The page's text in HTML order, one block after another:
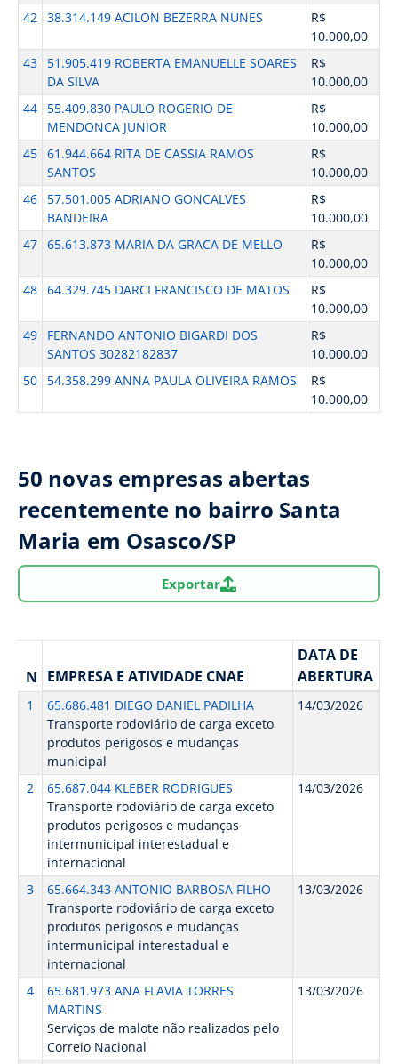
42 38.314.149 ACILON BEZERRA NUNES
R$
10.000,00
43
51.905.419 ROBERTA EMANUELLE SOARES
DA SILVA
R$
10.000,00
44
55.409.830 PAULO ROGERIO DE
MENDONCA JUNIOR
R$
10.000,00
45 61.944.664 RITA DE CASSIA RAMOS
SANTOS
R$
10.000,00
46
57.501.005 ADRIANO GONCALVES
BANDEIRA
R$
10.000,00
47 65.613.873 MARIA DA GRACA DE MELLO
R$
10.000,00
48 64.329.745 DARCI FRANCISCO DE MATOS
R$
10.000,00
49
FERNANDO ANTONIO BIGARDI DOS
SANTOS 30282182837
R$
10.000,00
50
54.358.299 ANNA PAULA OLIVEIRA RAMOS
R$
10.000,00
50 novas empresas abertas
recentemente no bairro Santa
Maria em Osasco/SP
Exportar
N EMPRESA E ATIVIDADE CNAE
DATA DE
ABERTURA
1
65.686.481 DIEGO DANIEL PADILHA
Transporte rodoviário de carga exceto
produtos perigosos e mudanças
municipal
14/03/2026
2
65.687.044 KLEBER RODRIGUES
Transporte rodoviário de carga exceto
produtos perigosos e mudanças
intermunicipal interestadual e
internacional
14/03/2026
3
65.664.343 ANTONIO BARBOSA FILHO
Transporte rodoviário de carga exceto
produtos perigosos e mudanças
intermunicipal interestadual e
internacional
13/03/2026
4
65.681.973 ANA FLAVIA TORRES
MARTINS
Serviços de malote não realizados pelo
Correio Nacional
13/03/2026